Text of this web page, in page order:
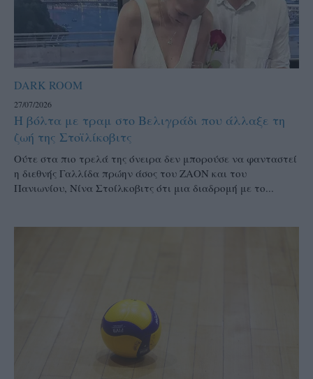
DARK ROOM
27/07/2026
Η βόλτα με τραμ στο Βελιγράδι που άλλαξε τη
ζωή της Στοϊλίκοβιτς
Ούτε στα πιο τρελά της όνειρα δεν μπορούσε να φανταστεί
η διεθνής Γαλλίδα πρώην άσος του ΖΑΟΝ και του
Πανιωνίου, Νίνα Στοίλκοβιτς ότι μια διαδρομή με το...